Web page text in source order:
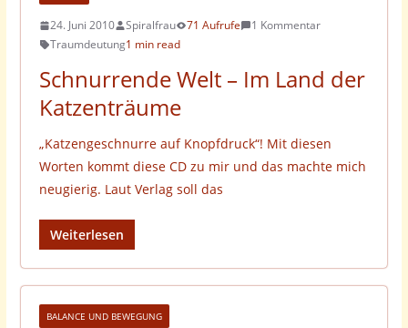
24. Juni 2010 Spiralfrau 71 Aufrufe
1 Kommentar
Traumdeutung1 min read
Schnurrende Welt – Im Land der
Katzenträume
„Katzengeschnurre auf Knopfdruck“! Mit diesen
Worten kommt diese CD zu mir und das machte mich
neugierig. Laut Verlag soll das
Weiterlesen
BALANCE UND BEWEGUNG